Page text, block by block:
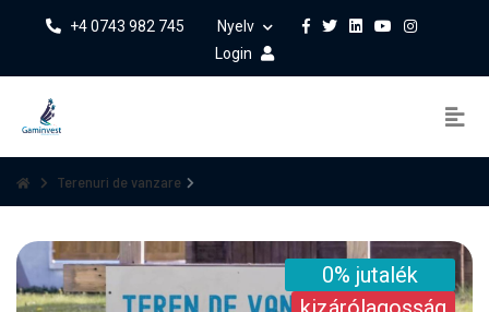
+4 0743 982 745
Nyelv
Login
Terenuri de vanzare
0% jutalék